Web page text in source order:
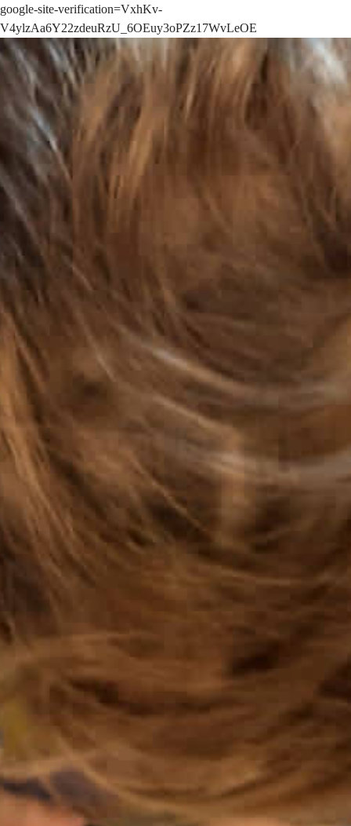
google-site-verification=VxhKv-
V4ylzAa6Y22zdeuRzU_6OEuy3oPZz17WvLeOE